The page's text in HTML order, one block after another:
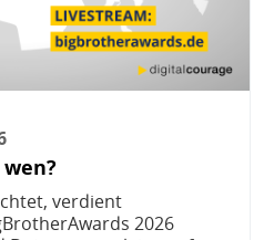
verdient
2026